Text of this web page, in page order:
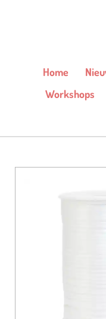
hoofdinhoud
Home
Workshops